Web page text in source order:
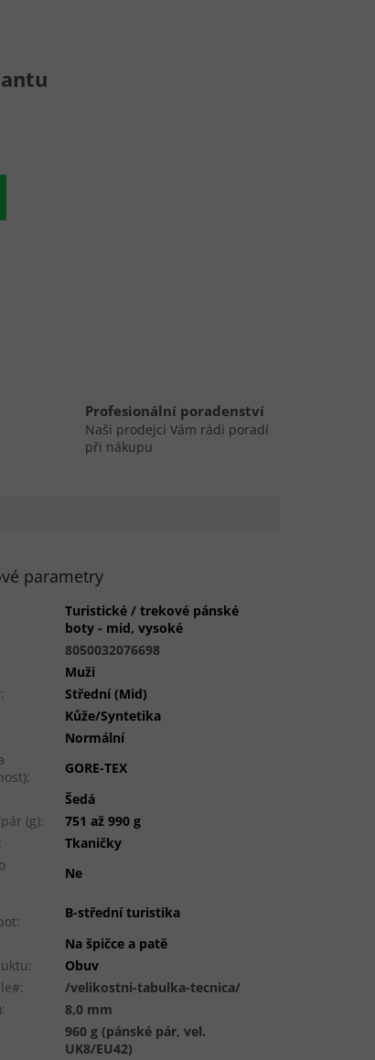
Profesionální poradenství
Naši prodejci Vám rádi poradí
při nákupu
parametry
Turistické / trekové pánské
boty - mid, vysoké
8050032076698
Muži
:
Střední (Mid)
Kůže/Syntetika
Normální
:
GORE-TEX
Šedá
(g):
751 až 990 g
:
Tkaničky
Ne
:
B-střední turistika
Na špičce a patě
:
Obuv
:
/velikostni-tabulka-tecnica/
:
8,0 mm
960 g (pánské pár, vel.
UK8/EU42)